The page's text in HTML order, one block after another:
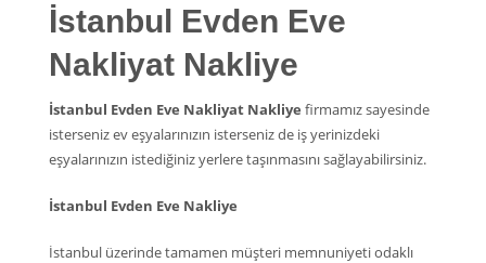
İstanbul Evden Eve
Nakliyat Nakliye
İstanbul Evden Eve Nakliyat Nakliye firmamız sayesinde
isterseniz ev eşyalarınızın isterseniz de iş yerinizdeki
eşyalarınızın istediğiniz yerlere taşınmasını sağlayabilirsiniz.
İstanbul Evden Eve Nakliye
İstanbul üzerinde tamamen müşteri memnuniyeti odaklı